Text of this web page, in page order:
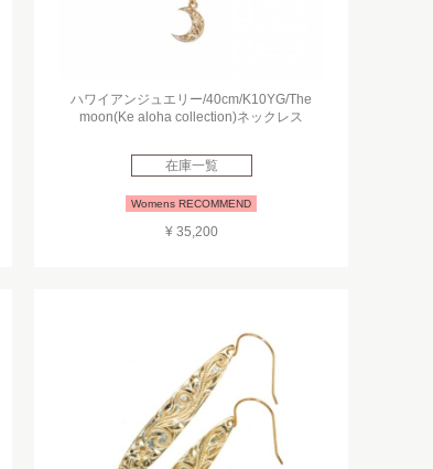
ハワイアンジュエリー/40cm/K10YG/The
moon(Ke aloha collection)ネックレス
在庫一覧
Womens RECOMMEND
¥ 35,200